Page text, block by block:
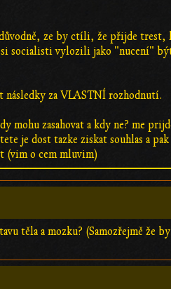
ze by ctíli, že přijde
socialisti vylozili jako "nucení"
následky za VLASTNÍ rozhodnutí.
zasahovat a kdy ne? me
dost tazke ziskat souhlas a pak
(vim o cem mluvim)
těla a mozku? (Samozřejmě